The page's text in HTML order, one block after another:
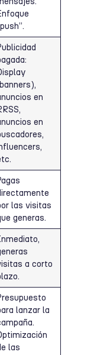
en
en
las visitas
generas.
a corto
lanzar la
las